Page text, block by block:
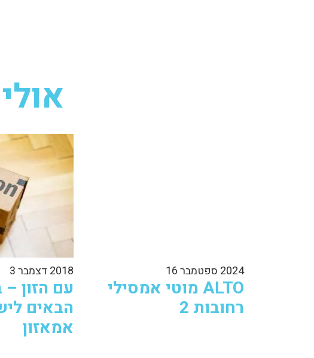
2024 ספטמבר 16
ALTO מוטי אמסילי
רחובות 2
2018 דצמבר 3
עם הזון –
הבאים
אמאזון